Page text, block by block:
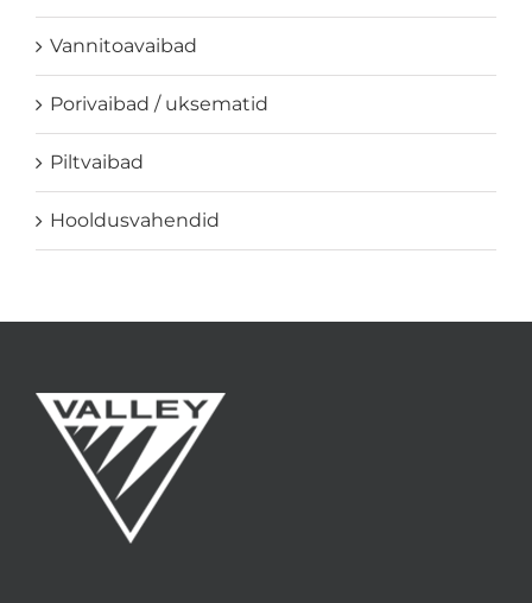
Vannitoavaibad
Porivaibad / uksematid
Piltvaibad
Hooldusvahendid